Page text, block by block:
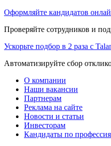
Оформляйте кандидатов
Проверяйте сотрудников и
Ускорьте подбор в 2 раза с
Автоматизируйте сбор
О компании
Наши вакансии
Партнерам
Реклама на сайте
Новости и статьи
Инвесторам
Кандидаты по